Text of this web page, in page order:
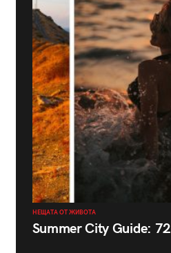
НЕЩАТА ОТ ЖИВОТА
Summer City Guide: